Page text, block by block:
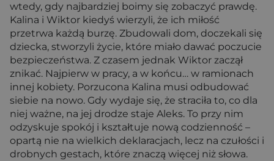
wtedy, gdy najbardziej boimy się zobaczyć prawdę.
Kalina i Wiktor kiedyś wierzyli, że ich miłość
przetrwa każdą burzę. Zbudowali dom, doczekali się
dziecka, stworzyli życie, które miało dawać poczucie
bezpieczeństwa. Z czasem jednak Wiktor zaczął
znikać. Najpierw w pracy, a w końcu… w ramionach
innej kobiety. Porzucona Kalina musi odbudować
siebie na nowo. Gdy wydaje się, że straciła to, co dla
niej ważne, na jej drodze staje Aleks. To przy nim
odzyskuje spokój i kształtuje nową codzienność –
opartą nie na wielkich deklaracjach, lecz na czułości i
drobnych gestach, które znaczą więcej niż słowa.